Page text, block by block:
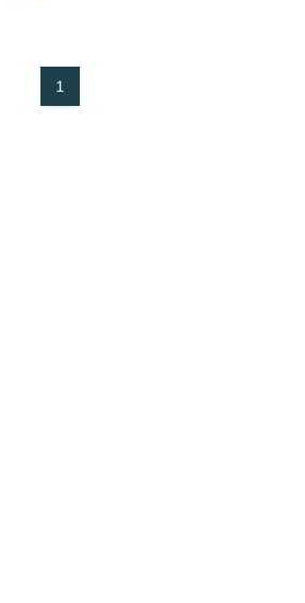
1